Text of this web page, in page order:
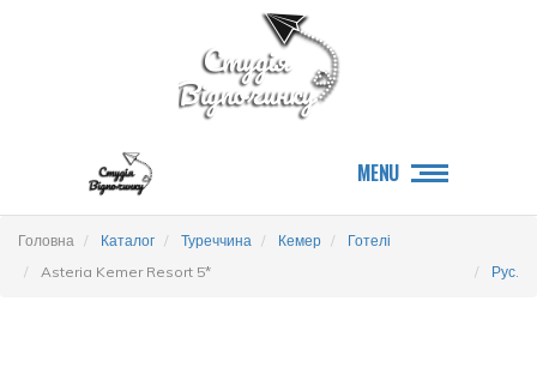
MENU
Головна Каталог Туреччина Кемер
Готелі
Asteria Kemer Resort 5*
Рус.